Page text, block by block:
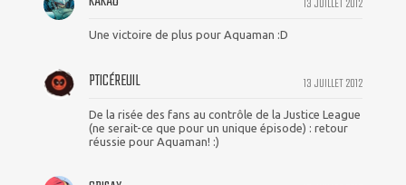
Une victoire de plus pour Aquaman :D
13 JUILLET 2012
PTICÉREUIL
De la risée des fans au contrôle de la Justice League
(ne serait-ce que pour un unique épisode) : retour
réussie pour Aquaman! :)